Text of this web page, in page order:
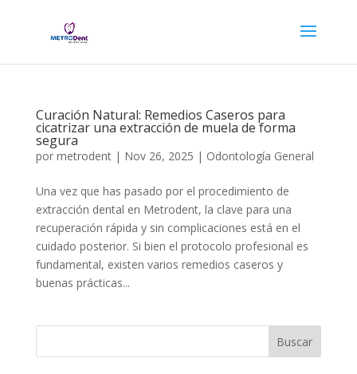
Curación Natural: Remedios Caseros para
cicatrizar una extracción de muela de forma
segura
por metrodent| Nov 26, 2025 | Odontología General
Una vez que has pasado por el procedimiento de
extracción dental en Metrodent, la clave para una
recuperación rápida y sin complicaciones está en el
cuidado posterior. Si bien el protocolo profesional es
fundamental, existen varios remedios caseros y
buenas prácticas...
Buscar